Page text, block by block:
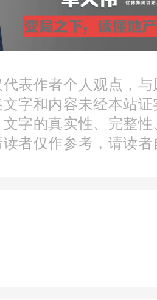
经记者采访
的观念并不
从上海的市
出钱的，我都
表作者个人观点，
字和内容未经本站
字的真实性、完整
者仅作参考，请读者